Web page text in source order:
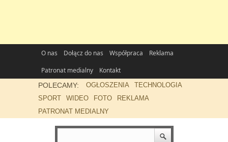
O nas Dołącz do nas Współpraca
Reklama
Patronat medialny
Kontakt
POLECAMY: OGŁOSZENIA
TECHNOLOGIA
SPORT
WIDEO FOTO
REKLAMA
PATRONAT MEDIALNY